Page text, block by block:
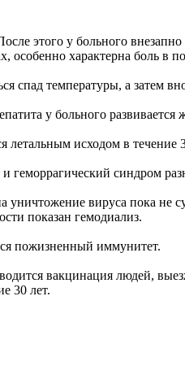
этого у больного
особенно характерна боль в
спад температуры, а затем
у больного
летальным исходом в течение
геморрагический синдром
уничтожение вируса пока не
показан гемодиализ.
пожизненный иммунитет.
вакцинация людей,
30 лет.